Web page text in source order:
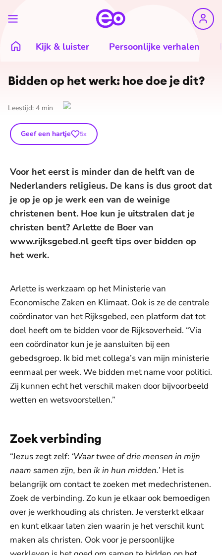
Kijk & luister Persoonlijke verhalen
Bidden op het werk: hoe doe je dit?
Leestijd: 4 min
Geef een hartje 5x
Voor het eerst is minder dan de helft van de
Nederlanders religieus. De kans is dus groot dat
je op je op je werk een van de weinige
christenen bent. Hoe kun je uitstralen dat je
christen bent? Arlette de Boer van
www.rijksgebed.nl geeft tips over bidden op
het werk.
Arlette is werkzaam op het Ministerie van
Economische Zaken en Klimaat. Ook is ze de centrale
coördinator van het Rijksgebed, een platform dat tot
doel heeft om te bidden voor de Rijksoverheid. “Via
een coördinator kun je je aansluiten bij een
gebedsgroep. Ik bid met collega’s van mijn ministerie
eenmaal per week. We bidden met name voor politici.
Zij kunnen echt het verschil maken door bijvoorbeeld
wetten en wetsvoorstellen.”
Zoek verbinding
“Jezus zegt zelf: ‘Waar twee of drie mensen in mijn
naam samen zijn, ben ik in hun midden.’ Het is
belangrijk om contact te zoeken met medechristenen.
Zoek de verbinding. Zo kun je elkaar ook bemoedigen
over je werkhouding als christen. Je versterkt elkaar
en kunt elkaar laten zien waarin je het verschil kunt
maken als christen. Ook voor je persoonlijke